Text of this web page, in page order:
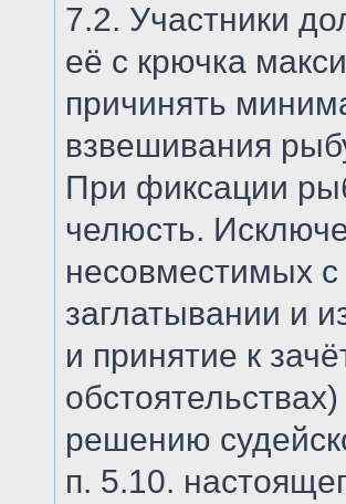
7.2. Участники
её с крючка
причинять
взвешивания
При фиксации
челюсть.
несовместимых
заглатывании и
и принятие к
решению
п. 5.10.